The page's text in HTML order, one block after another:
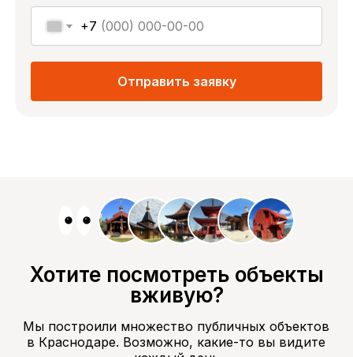
+7
Отправить заявку
Хотите посмотреть объекты
вживую?
Мы построили множество публичных объектов
в Краснодаре. Возможно, какие-то вы видите
Политика конфиденциальности